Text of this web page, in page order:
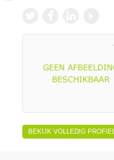
BEKIJK VOLLEDIG PROFIEL